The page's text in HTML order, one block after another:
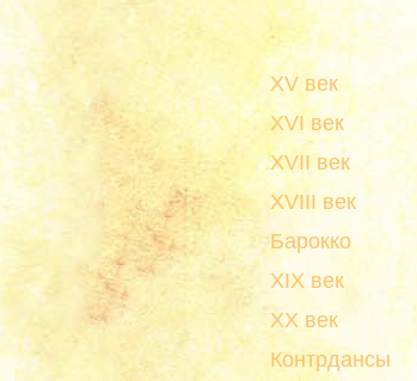
XV век
XVI век
XVII век
XVIII век
Барокко
XIX век
XX век
Контрдансы